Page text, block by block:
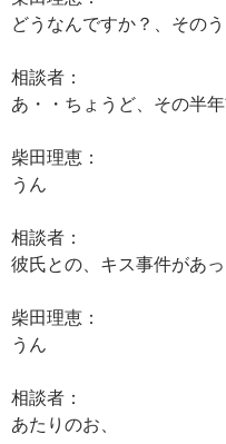
どうなんですか？、そのう
相談者：
あ・・ちょうど、その半年
柴田理恵：
うん
相談者：
彼氏との、キス事件があっ
柴田理恵：
うん
相談者：
あたりのお、